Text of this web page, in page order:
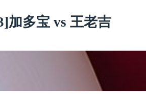
加多宝 vs 王老吉